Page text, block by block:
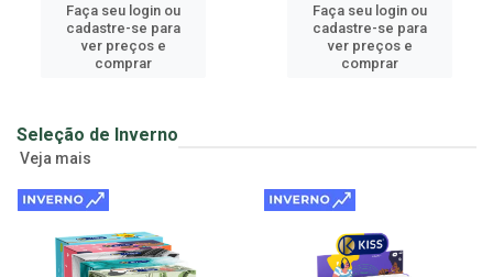
Faça seu login ou
cadastre-se para
ver preços e
comprar
Faça seu login ou
cadastre-se para
ver preços e
comprar
Seleção de Inverno
Veja mais